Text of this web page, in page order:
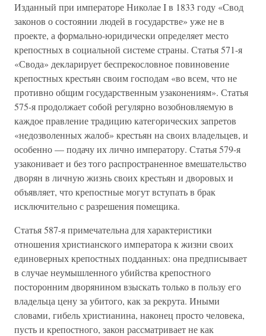
Изданный при императоре Николае I в 1833 году «Свод
законов о состоянии людей в государстве» уже не в
проекте, а формально-юридически определяет место
крепостных в социальной системе страны. Статья 571-я
«Свода» декларирует беспрекословное повиновение
крепостных крестьян своим господам «во всем, что не
противно общим государственным узаконениям». Статья
575-я продолжает собой регулярно возобновляемую в
каждое правление традицию категорических запретов
«недозволенных жалоб» крестьян на своих владельцев, и
особенно — подачу их лично императору. Статья 579-я
узаконивает и без того распространенное вмешательство
дворян в личную жизнь своих крестьян и дворовых и
объявляет, что крепостные могут вступать в брак
исключительно с разрешения помещика.
Статья 587-я примечательна для характеристики
отношения христианского императора к жизни своих
единоверных крепостных подданных: она предписывает
в случае неумышленного убийства крепостного
посторонним дворянином взыскать только в пользу его
владельца цену за убитого, как за рекрута. Иными
словами, гибель христианина, наконец просто человека,
пусть и крепостного, закон рассматривает не как